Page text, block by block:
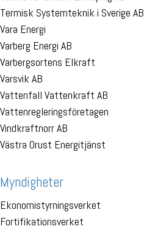
Termisk Systemteknik i Sverige AB
Vara Energi
Varberg Energi AB
Varbergsortens Elkraft
Varsvik AB
Vattenfall Vattenkraft AB
Vattenregleringsföretagen
Vindkraftnorr AB
Västra Orust Energitjänst
Myndigheter
Ekonomistyrningsverket
Fortifikationsverket